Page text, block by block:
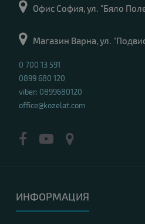
Офис София, ул. "Бяло
Магазин Варна, ул.
0 700 13 591
0899 680 120
viber: 0899680120
office@kozelat.com
ИНФОРМАЦИЯ